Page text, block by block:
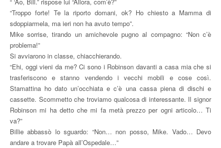
“Troppo forte! Te la riporto domani, ok? Ho chiesto a Mamma di
sdoppiarmela, ma ieri non ha avuto tempo”.
Mike sorrise, tirando un amichevole pugno al compagno: “Non c’è
problema!”
Si avviarono in classe, chiacchierando.
“Ehi, oggi vieni da me? Ci sono i Robinson davanti a casa mia che si
trasferiscono e stanno vendendo i vecchi mobili e cose così.
Stamattina ho dato un’occhiata e c’è una cassa piena di dischi e
cassette. Scommetto che troviamo qualcosa di interessante. Il signor
Robinson mi ha detto che mi fa metà prezzo per ogni articolo… Ti
va?”
Billie abbassò lo sguardo: “Non… non posso, Mike. Vado… Devo
andare a trovare Papà all’Ospedale…”